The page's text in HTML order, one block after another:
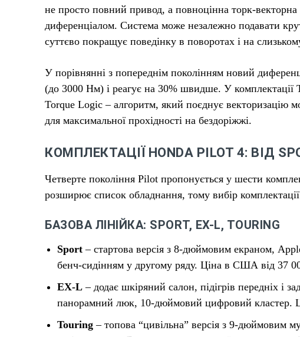
не просто повний привод, а повноцінна торк-векторна
диференціалом. Система може незалежно подавати
суттєво покращує поведінку в поворотах і на
У порівнянні з попереднім поколінням новий
(до 3000 Нм) і реагує на 30% швидше. У
Torque Logic – алгоритм, який поєднує векторизацію
для максимальної прохідності на бездоріжжі.
КОМПЛЕКТАЦІЇ HONDA PILOT 4: ВІД
Четверте покоління Pilot пропонується у шести
розширює список обладнання, тому вибір
БАЗОВА ЛІНІЙКА: SPORT, EX-L, TOURING
Sport – стартова версія з 8-дюймовим екраном,
бенч-сидінням у другому ряду. Ціна в США від 37
EX-L – додає шкіряний салон, підігрів передніх і
панорамний люк, 10-дюймовий цифровий кластер.
Touring – топова “цивільна” версія з 9-дюймовим